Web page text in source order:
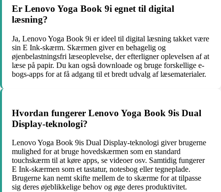
Er Lenovo Yoga Book 9i egnet til digital
læsning?
Ja, Lenovo Yoga Book 9i er ideel til digital læsning takket være
sin E Ink-skærm. Skærmen giver en behagelig og
øjenbelastningsfri læseoplevelse, der efterligner oplevelsen af at
læse på papir. Du kan også downloade og bruge forskellige e-
bogs-apps for at få adgang til et bredt udvalg af læsematerialer.
Hvordan fungerer Lenovo Yoga Book 9is Dual
Display-teknologi?
Lenovo Yoga Book 9is Dual Display-teknologi giver brugerne
mulighed for at bruge hovedskærmen som en standard
touchskærm til at køre apps, se videoer osv. Samtidig fungerer
E Ink-skærmen som et tastatur, notesbog eller tegneplade.
Brugerne kan nemt skifte mellem de to skærme for at tilpasse
sig deres øjeblikkelige behov og øge deres produktivitet.